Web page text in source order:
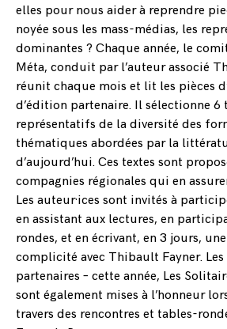
elles pour nous aider à reprendre
noyée sous les mass-médias, les
dominantes ? Chaque année, le
Méta, conduit par l’auteur associé
réunit chaque mois et lit les pièces
d’édition partenaire. Il sélectionne 6
représentatifs de la diversité des
thématiques abordées par la
d’aujourd’hui. Ces textes sont
compagnies régionales qui en
Les auteur·ices sont invités à
en assistant aux lectures, en
rondes, et en écrivant, en 3 jours,
complicité avec Thibault Fayner.
partenaires – cette année, Les
sont également mises à l’honneur
travers des rencontres et tables-